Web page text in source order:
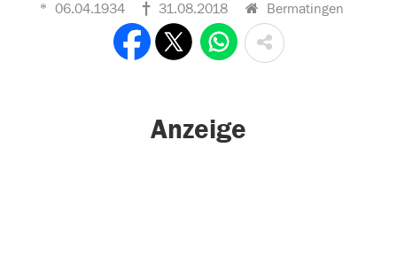
06.04.1934 31.08.2018 Bermatingen
Anzeige